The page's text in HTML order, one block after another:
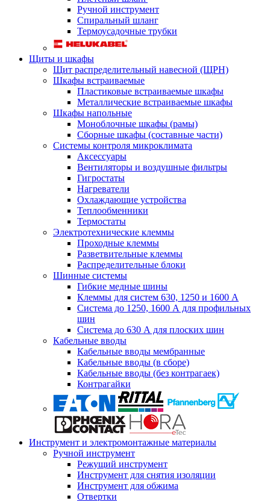
Ручной инструмент
Спиральный шланг
Термоусадочные трубки
Щиты и шкафы
Щит распределительный навесной (ЩРН)
Шкафы встраиваемые
Пластиковые встраиваемые шкафы
Металлические встраиваемые шкафы
Шкафы напольные
Моноблочные шкафы (рамы)
Сборные шкафы (составные части)
Системы контроля микроклимата
Аксессуары
Вентиляторы и воздушные фильтры
Гигростаты
Нагреватели
Охлаждающие устройства
Теплообменники
Термостаты
Электротехнические клеммы
Проходные клеммы
Разветвительные клеммы
Распределительные блоки
Шинные системы
Гибкие медные шины
Клеммы для систем 630, 1250 и 1600 А
Система до 1250, 1600 А для профильных
шин
Система до 630 А для плоских шин
Кабельные вводы
Кабельные вводы мембранные
Кабельные вводы (в сборе)
Кабельные вводы (без контрагаек)
Контрагайки
Инструмент и электромонтажные материалы
Ручной инструмент
Режущий инструмент
Инструмент для снятия изоляции
Инструмент для обжима
Отвертки